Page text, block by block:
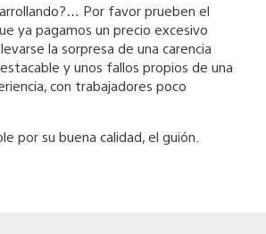
Por favor prueben el
ya pagamos un precio excesivo
la sorpresa de una carencia
y unos fallos propios de una
con trabajadores poco
por su buena calidad, el guión.